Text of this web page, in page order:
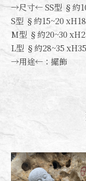
→尺寸← SS型 §約
S型 §約15~20
M型 §約20~30
L型 §約28~35
→用途←：擺飾